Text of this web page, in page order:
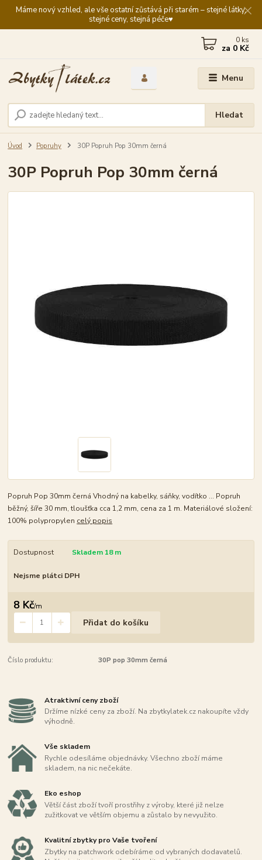
Máme nový vzhled, ale vše ostatní zůstává při starém – stejné látky,
stejné ceny, stejná péče♥️
Menu
Hledat
0 ks
za 0 Kč
Úvod Popruhy 30P Popruh Pop 30mm černá
30P Popruh Pop 30mm černá
Popruh Pop 30mm černá Vhodný na kabelky, sáňky, vodítko ... Popruh
běžný, šíře 30 mm, tloušťka cca 1,2 mm, cena za 1 m. Materiálové složení:
100% polypropylen celý popis
Dostupnost Skladem 18 m
Nejsme plátci DPH
8 Kč/m
Přidat do košíku
Číslo produktu: 30P pop 30mm černá
Atraktivní ceny zboží
Držíme nízké ceny za zboží. Na zbytkylatek.cz nakoupíte vždy
výhodně.
Vše skladem
Rychle odesíláme objednávky. Všechno zboží máme
skladem, na nic nečekáte.
Eko eshop
Větší část zboží tvoří prostřihy z výroby, které již nelze
zužitkovat ve větším objemu a zůstalo by nevyužito.
Kvalitní zbytky pro Vaše tvoření
Zbytky na patchwork odebíráme od vybraných dodavatelů.